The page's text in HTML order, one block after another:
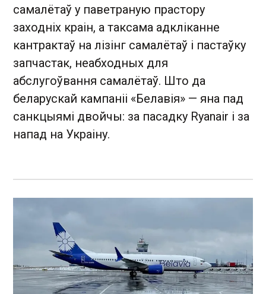
самалётаў у паветраную прастору
заходніх краін, а таксама адкліканне
кантрактаў на лізінг самалётаў і пастаўку
запчастак, неабходных для
абслугоўвання самалётаў. Што да
беларускай кампаніі «Белавія» — яна пад
санкцыямі двойчы: за пасадку Ryanair і за
напад на Украіну.